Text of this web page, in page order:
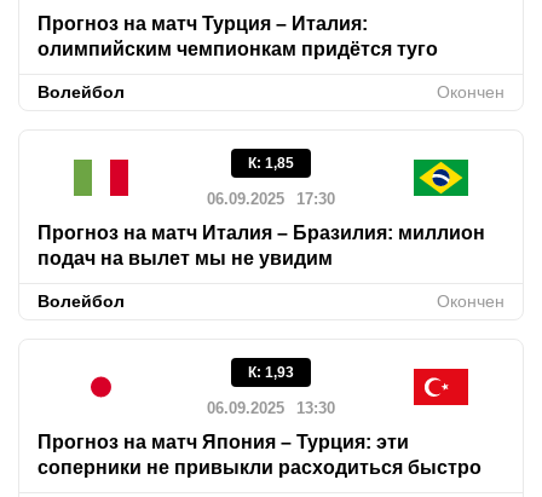
Прогноз на матч Турция – Италия:
олимпийским чемпионкам придётся туго
Волейбол Окончен
К: 1,85
06.09.2025 17:30
Прогноз на матч Италия – Бразилия: миллион
подач на вылет мы не увидим
Волейбол Окончен
К: 1,93
06.09.2025 13:30
Прогноз на матч Япония – Турция: эти
соперники не привыкли расходиться быстро